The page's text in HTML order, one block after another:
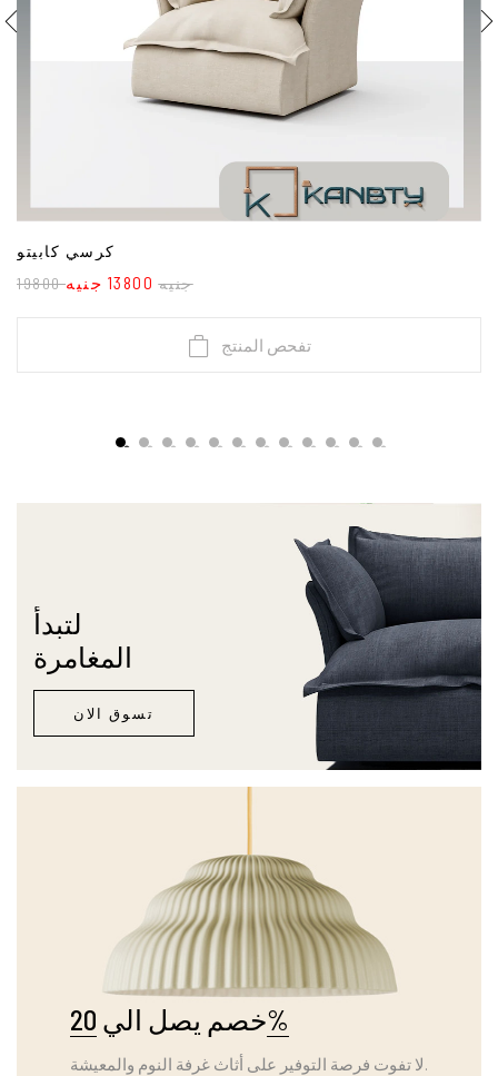
كرسي كابيتو
19800 جنيه 13800 جنيه
تفحص المنتج
لتبدأ
المغامرة
تسوق الان
خصم يصل الي20%
لا تفوت فرصة التوفير على أثاث غرفة النوم والمعيشة.